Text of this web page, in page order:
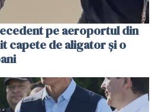
pe aeroportul din
capete de aligator și o